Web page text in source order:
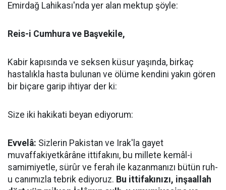
Emirdağ Lahikası'nda yer alan mektup şöyle:
Reis-i Cumhura ve Başvekile,
Kabir kapısında ve seksen küsur yaşında, birkaç
hastalıkla hasta bulunan ve ölüme kendini yakın gören
bir biçare garip ihtiyar der ki:
Size iki hakikati beyan ediyorum:
Evvelâ: Sizlerin Pakistan ve Irak'la gayet
muvaffakiyetkârâne ittifakını, bu millete kemâl-i
samimiyetle, sürûr ve ferah ile kazanmanızı bütün ruh-
u canımızla tebrik ediyoruz. Bu ittifakınızı, inşaallah